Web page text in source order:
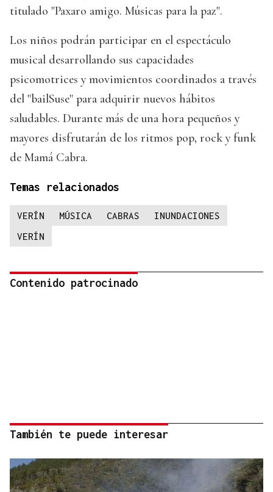
titulado "Paxaro amigo. Músicas para la paz".
Los niños podrán participar en el espectáculo
musical desarrollando sus capacidades
psicomotrices y movimientos coordinados a través
del "bailSuse" para adquirir nuevos hábitos
saludables. Durante más de una hora pequeños y
mayores disfrutarán de los ritmos pop, rock y funk
de Mamá Cabra.
Temas relacionados
VERÍN MÚSICA CABRAS
INUNDACIONES
VERÍN
Contenido patrocinado
También te puede interesar